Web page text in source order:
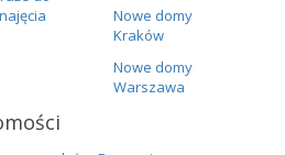
Nowe domy
Kraków
Nowe domy
Warszawa